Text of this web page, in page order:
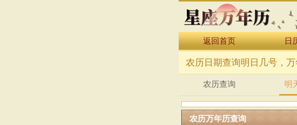
万年历表
返回首页 日
农历日期查询明日几号，
农历查询 明
农历万年历查询